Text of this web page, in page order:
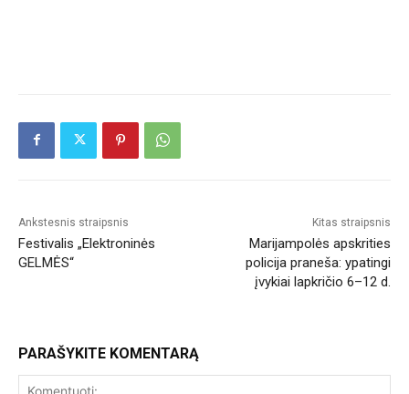
Ankstesnis straipsnis
Festivalis „Elektroninės
GELMĖS“
Kitas straipsnis
Marijampolės apskrities
policija praneša: ypatingi
įvykiai lapkričio 6–12 d.
PARAŠYKITE KOMENTARĄ